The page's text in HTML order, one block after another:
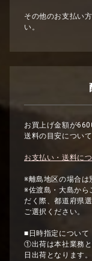
その他のお支払い
い。
お買上げ金額が
送料の目安につい
お支払い・送料に
※離島地区の場合は
※佐渡島・大島から
だく際、都道府県
ご選択ください。
■日時指定について
①出荷は本社業務
日出荷となります。